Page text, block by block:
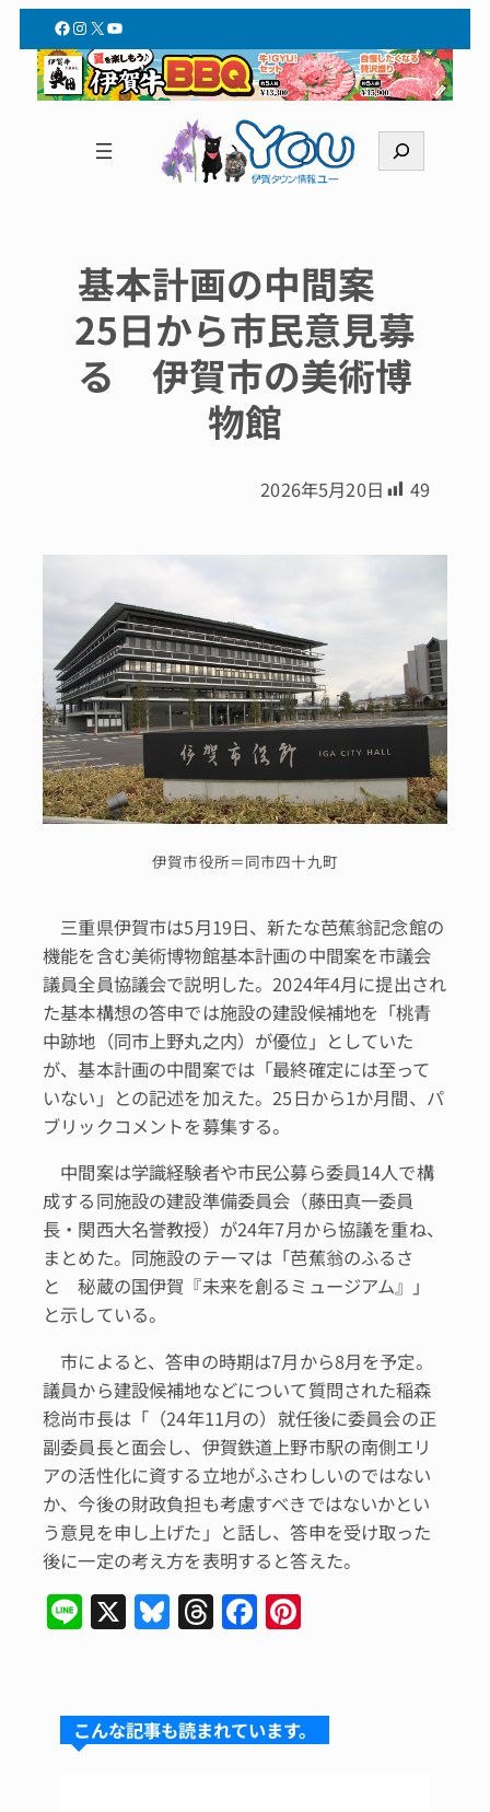
Facebook
Instagram
X YouTube
索
基本計画の中間案
25日から市民意見募
る 伊賀市の美術博
物館
2026年5月20日 49
伊賀市役所＝同市四十九町
三重県伊賀市は5月19日、新たな芭蕉翁記念館の
機能を含む美術博物館基本計画の中間案を市議会
議員全員協議会で説明した。2024年4月に提出され
た基本構想の答申では施設の建設候補地を「桃青
中跡地（同市上野丸之内）が優位」としていた
が、基本計画の中間案では「最終確定には至って
いない」との記述を加えた。25日から1か月間、パ
ブリックコメントを募集する。
中間案は学識経験者や市民公募ら委員14人で構
成する同施設の建設準備委員会（藤田真一委員
長・関西大名誉教授）が24年7月から協議を重ね、
まとめた。同施設のテーマは「芭蕉翁のふるさ
と 秘蔵の国伊賀『未来を創るミュージアム』」
と示している。
市によると、答申の時期は7月から8月を予定。
議員から建設候補地などについて質問された稲森
稔尚市長は「（24年11月の）就任後に委員会の正
副委員長と面会し、伊賀鉄道上野市駅の南側エリ
アの活性化に資する立地がふさわしいのではない
か、今後の財政負担も考慮すべきではないかとい
う意見を申し上げた」と話し、答申を受け取った
後に一定の考え方を表明すると答えた。
Li
n
X Bl
u
s
k
T
hr
a
d
F
a
e
b
re
st
こんな記事も読まれています。